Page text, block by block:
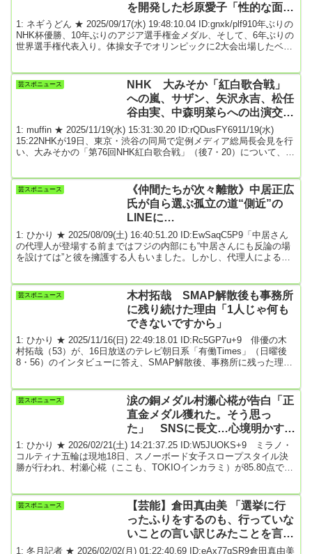
を開発した杉原愛子「性的な面の
予防にもなる」★2
1: ネギうどん ★ 2025/09/17(水) 19:48:10.04 ID:gnxk/plf910年ぶりの
NHK杯優勝、10年ぶりのアジア選手権金メダル、そして、6年ぶりの
世界選手権代表入り。体操女子でオリンピックに2大会出場したベテ
う杉原愛子の現在の姿。初々しい15歳の頃の演技写真に、リオ＆東
京五輪での華麗な演技の数々。自ら開発したスパッツ型のユニフォ
芸スポニュース
NHK 大みそか「紅白歌合戦」
への嵐、サザン、矢沢永吉、松任
谷由実、中森明菜らへの出演交渉
にコメント「継続的に交渉させて
いただく」
1: muffin ★ 2025/11/19(水) 15:31:30.20 ID:rQDusFY6911/19(水)
15:22NHKが19日、東京・渋谷の同局で定例メディア総局長会見を行
い、大みそかの「第76回NHK紅白歌合戦」（後7・20）について、来
企画で2組の計39組を発表。NFRUITS ZIPPER、ちゃんみな、
M!LKら10組が初出場を決めた一方、年内でのグル...
芸スポニュース
《仲間たちが次々離散》中居正広
氏が自ら選ぶ孤立の道“側近”の
LINEに…
1: ひかり ★ 2025/08/09(土) 16:40:51.20 ID:EwSaqC5P9「中居さん
の代理人が登場する前まではフジの内部にも“中居さんにも反論の場
を設けては”と彼を擁護する人もいました。しかし、代理人による度
アナウンサー・Aさんとのトラブルを機に、芸能界を引退して半年あ
まり。中居氏側は5月12日を皮切りに、フジテレビと親会社のフジ・
芸スポニュース
木村拓哉 SMAP解散後も事務所
に残り続けた理由「1人じゃ何も
できないですから」
1: ひかり ★ 2025/11/16(日) 22:49:18.01 ID:Rc5GP7u+9 俳優の木
村拓哉（53）が、16日放送のテレビ朝日系「有働Times」（日曜後
8・56）のインタビューに答え、SMAP解散後、事務所に残った理由
正広氏はジャニーズ事務所（現SMILE－UP.）に残ったが、中居氏は
20年に独立。今年1月に芸能界を引退した。一方、稲垣吾郎、香取慎
芸スポニュース
涙の銅メダル村瀬心椛が告白「正
直金メダル獲れた。そう思っ
た」 SNSに長文…心境明かす
「こんな悔しい気持ちは一生あり
ません」
1: ひかり ★ 2026/02/21(土) 14:21:37.25 ID:W5JUOKS+9 ミラノ・
コルティナ五輪は現地18日、スノーボード女子スロープスタイル決
勝が行われ、村瀬心椛（ここも、TOKIOインカラミ）が85.80点で銅
かった。中継インタビューで悔しさをにじませていたが、競技後に
インスタグラムを更新。本音を明かした。村瀬は逆転を狙った3回
芸スポニュース
【芸能】倉田真由美 「選挙に行
ったふりをするのも、行っていな
いことの言い訳じみたことを言う
のも、恥ずかしくないですか？」
1: 冬月記者 ★ 2026/02/02(月) 01:22:40.69 ID:eAx77qSR9倉田真由美